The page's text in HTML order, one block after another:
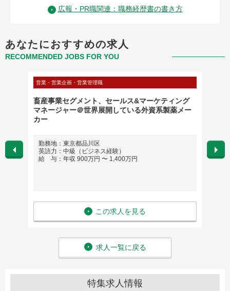
広報・PR職関連：職務経歴書の書き方
あなたにおすすめの求人
RECOMMENDED JOBS FOR YOU
営業・営業企画・営業管理職
畜産事業セグメント、セールス&マーケティング
マネージャー＠世界展開している外資系製薬メー
カー
勤務地：東京都品川区
英語力：中級（ビジネス経験）
給 与：年収 900万円 〜 1,400万円
この求人を見る
勤務
英語
給 与
求人一覧に戻る
特集求人情報